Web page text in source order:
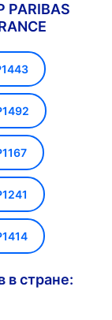
PARIBAS
в стране: